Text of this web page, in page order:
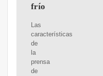
frío
Las
características
de
la
prensa
de